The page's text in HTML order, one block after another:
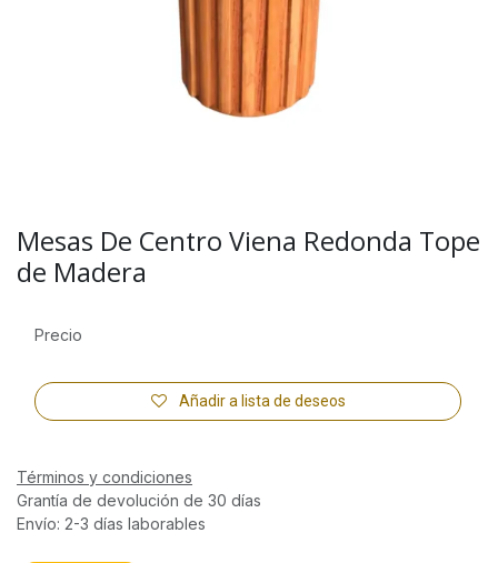
Mesas De Centro Viena Redonda Tope
de Madera
Añadir a lista de deseos
Precio
Términos y condiciones
Grantía de devolución de 30 días
Envío: 2-3 días laborables